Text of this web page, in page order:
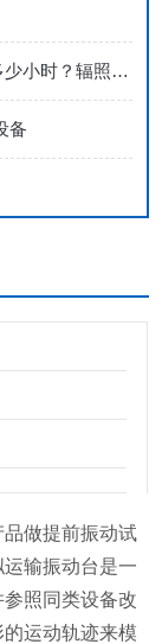
紫外线老化试验箱灯管寿命一般可以用多少小时？辐照强度具体多少达标？
备
做提前振动试
输振动台是一
照同类设备改
运动轨迹来模